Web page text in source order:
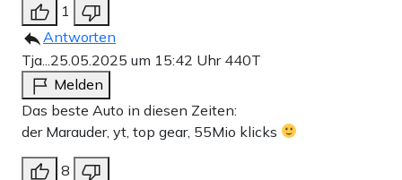
1
Antworten
Tja... 25.05.2025 um 15:42 Uhr 440T
Melden
Das beste Auto in diesen Zeiten:
der Marauder, yt, top gear, 55Mio klicks
8